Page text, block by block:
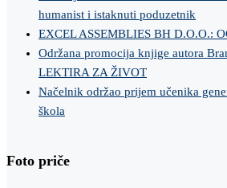
humanist i istaknuti poduzetnik
EXCEL ASSEMBLIES BH D.O.O.:
Održana promocija knjige autora
LEKTIRA ZA ŽIVOT
Načelnik održao prijem učenika
škola
Foto priče